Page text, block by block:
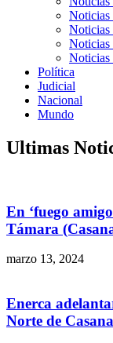
Noticias
Noticias
Noticias
Noticias
Política
Judicial
Nacional
Mundo
Ultimas
En ‘fuego
Támara
marzo 13, 2024
Enerca
Norte de